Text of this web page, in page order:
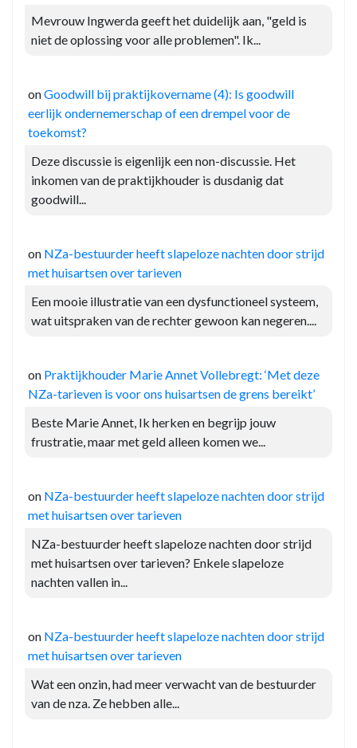
Mevrouw Ingwerda geeft het duidelijk aan, "geld is
niet de oplossing voor alle problemen". Ik...
onGoodwill bij praktijkovername (4): Is goodwill
eerlijk ondernemerschap of een drempel voor de
toekomst?
Deze discussie is eigenlijk een non-discussie. Het
inkomen van de praktijkhouder is dusdanig dat
goodwill...
on NZa-bestuurder heeft slapeloze nachten door strijd
met huisartsen over tarieven
Een mooie illustratie van een dysfunctioneel systeem,
wat uitspraken van de rechter gewoon kan negeren....
on Praktijkhouder Marie Annet Vollebregt: ‘Met deze
NZa-tarieven is voor ons huisartsen de grens bereikt’
Beste Marie Annet, Ik herken en begrijp jouw
frustratie, maar met geld alleen komen we...
on NZa-bestuurder heeft slapeloze nachten door strijd
met huisartsen over tarieven
NZa-bestuurder heeft slapeloze nachten door strijd
met huisartsen over tarieven? Enkele slapeloze
nachten vallen in...
on NZa-bestuurder heeft slapeloze nachten door strijd
met huisartsen over tarieven
Wat een onzin, had meer verwacht van de bestuurder
van de nza. Ze hebben alle...